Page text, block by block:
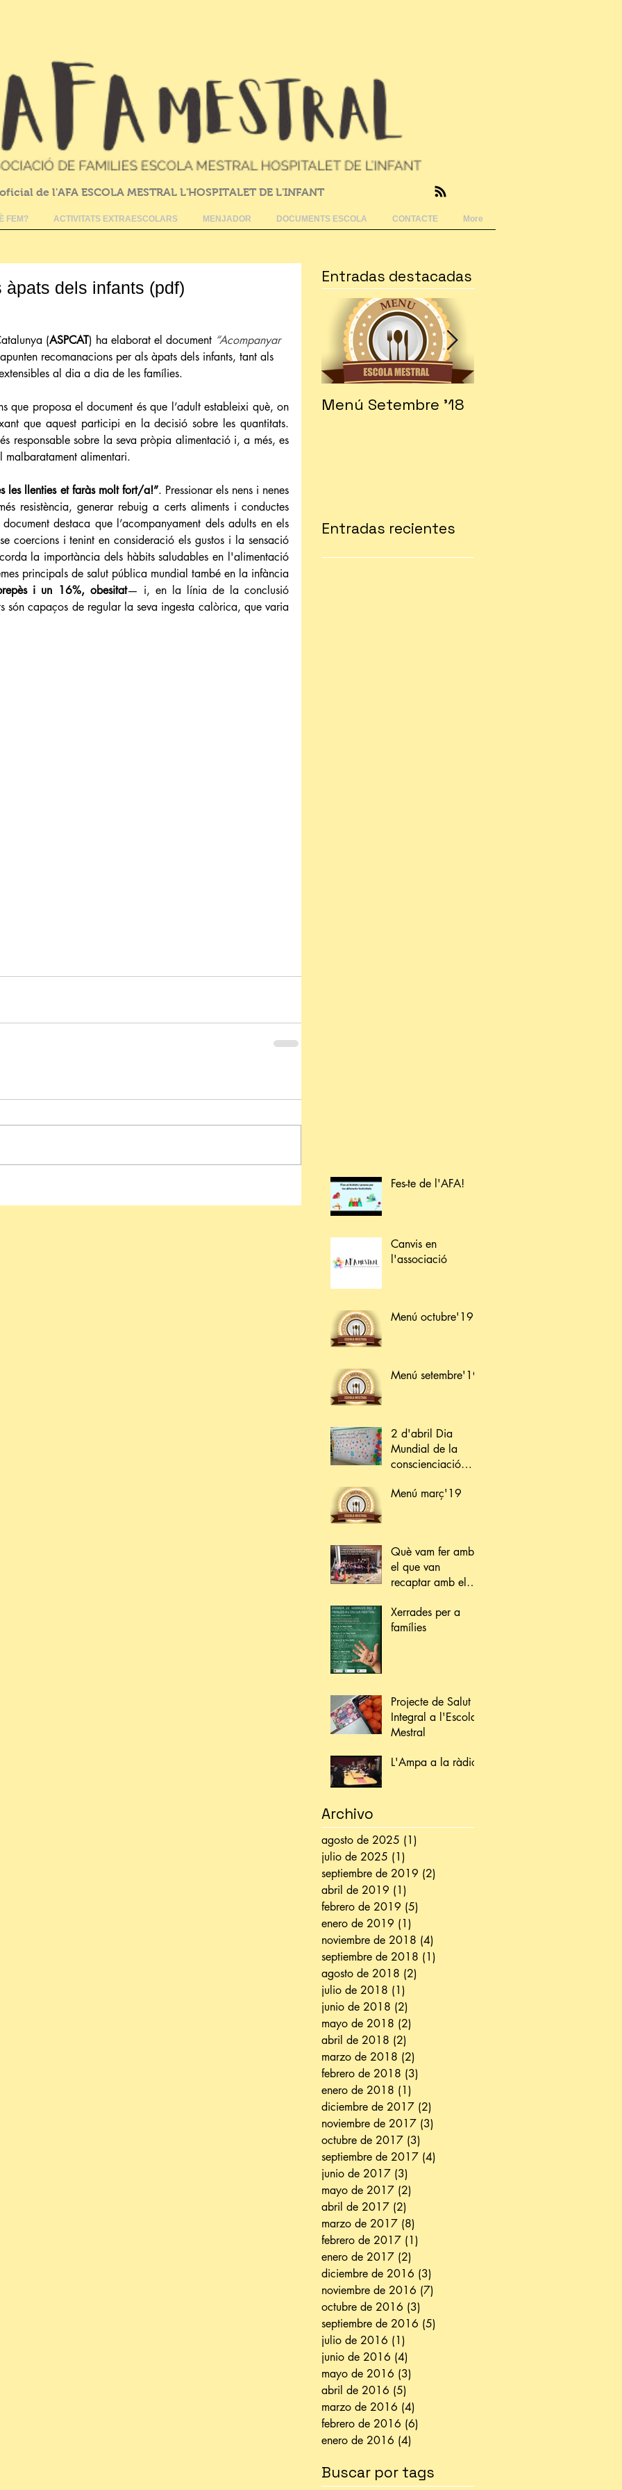
de l'AFA ESCOLA MESTRAL L'HOSPITALET DE L'INFANT
FEM? ACTIVITATS EXTRAESCOLARS MENJADOR DOCUMENTS ESCOLA CONTACTE More
dels infants (pdf)
(ASPCAT) ha elaborat el document “Acompanyar
recomanacions per als àpats dels infants, tant als
al dia a dia de les famílies.
que proposa el document és que l’adult estableixi què, on
que aquest participi en la decisió sobre les quantitats.
responsable sobre la seva pròpia alimentació i, a més, es
alimentari.
les llenties et faràs molt fort/a!”. Pressionar els nens i nenes
resistència, generar rebuig a certs aliments i conductes
destaca que l’acompanyament dels adults en els
coercions i tenint en consideració els gustos i la sensació
la importància dels hàbits saludables en l'alimentació
principals de salut pública mundial també en la infància
i un 16%, obesitat— i, en la línia de la conclusió
són capaços de regular la seva ingesta calòrica, que varia
Entradas destacadas
Menú Setembre '18
Entradas recientes
Fes-te de l'AFA!
Canvis en
l'associació
Menú octubre'19
Menú setembre'19
2 d'abril Dia
Mundial de la
conscienciació
Menú març'19
Què vam fer amb
el que van
recaptar amb el
càmera?
Xerrades per a
famílies
Projecte de Salut
Integral a l'Escola
Mestral
L'Ampa a la ràdio
Archivo
agosto de 2025 (1)
julio de 2025 (1)
septiembre de 2019 (2)
abril de 2019 (1)
febrero de 2019 (5)
enero de 2019 (1)
noviembre de 2018 (4)
septiembre de 2018 (1)
agosto de 2018 (2)
julio de 2018 (1)
junio de 2018 (2)
mayo de 2018 (2)
abril de 2018 (2)
marzo de 2018 (2)
febrero de 2018 (3)
enero de 2018 (1)
diciembre de 2017 (2)
noviembre de 2017 (3)
octubre de 2017 (3)
septiembre de 2017 (4)
junio de 2017 (3)
mayo de 2017 (2)
abril de 2017 (2)
marzo de 2017 (8)
febrero de 2017 (1)
enero de 2017 (2)
diciembre de 2016 (3)
noviembre de 2016 (7)
octubre de 2016 (3)
septiembre de 2016 (5)
julio de 2016 (1)
junio de 2016 (4)
mayo de 2016 (3)
abril de 2016 (5)
marzo de 2016 (4)
febrero de 2016 (6)
enero de 2016 (4)
Buscar por tags